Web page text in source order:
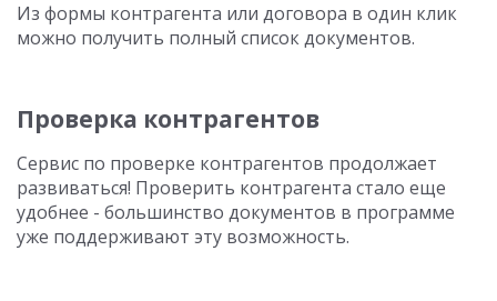
Из формы контрагента или договора в один клик
можно получить полный список документов.
Проверка контрагентов
Сервис по проверке контрагентов продолжает
развиваться! Проверить контрагента стало еще
удобнее - большинство документов в программе
уже поддерживают эту возможность.